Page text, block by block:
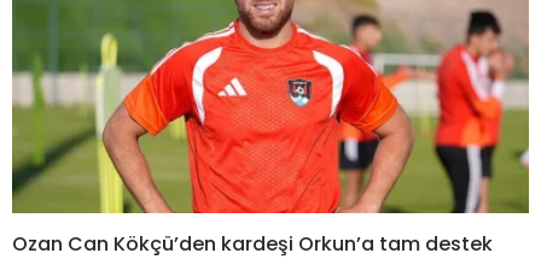
Ozan Can Kökçü’den kardeşi Orkun’a tam destek